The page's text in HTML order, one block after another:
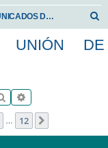
COMUNICADOS DE LA UNIÓN DE OFICIALES
s
UNIÓN DE
Buscar
… 12